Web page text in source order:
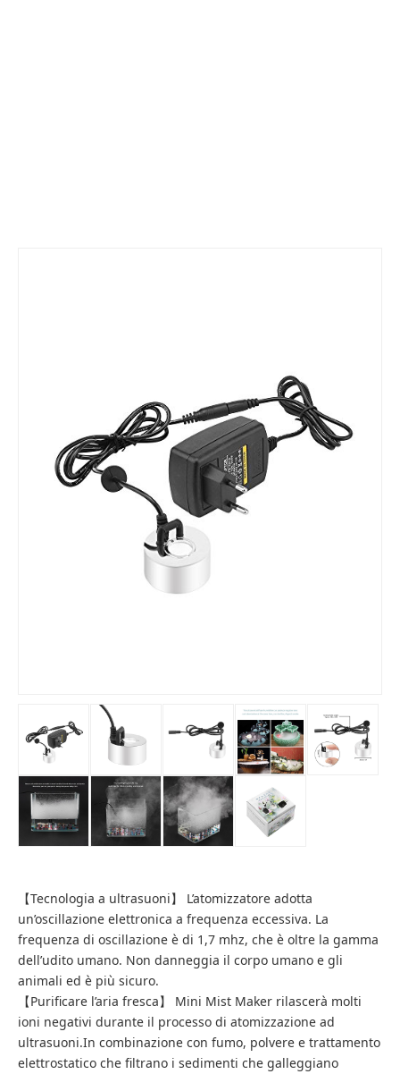
【Tecnologia a ultrasuoni】 L’atomizzatore adotta
un’oscillazione elettronica a frequenza eccessiva. La
frequenza di oscillazione è di 1,7 mhz, che è oltre la gamma
dell’udito umano. Non danneggia il corpo umano e gli
animali ed è più sicuro.
【Purificare l’aria fresca】 Mini Mist Maker rilascerà molti
ioni negativi durante il processo di atomizzazione ad
ultrasuoni.In combinazione con fumo, polvere e trattamento
elettrostatico che filtrano i sedimenti che galleggiano